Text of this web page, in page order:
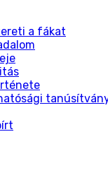
a fákat